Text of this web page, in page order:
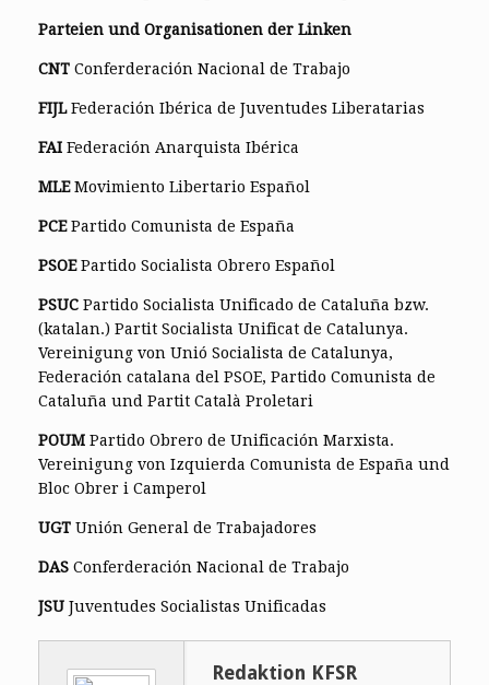
Parteien und Organisationen der Linken
CNT Conferderación Nacional de Trabajo
FIJLFederación Ibérica de Juventudes Liberatarias
FAI Federación Anarquista Ibérica
MLEMovimiento Libertario Español
PCEPartido Comunista de España
PSOEPartido Socialista Obrero Español
PSUC Partido Socialista Unificado de Cataluña bzw.
(katalan.) Partit Socialista Unificat de Catalunya.
Vereinigung von Unió Socialista de Catalunya,
Federación catalana del PSOE, Partido Comunista de
Cataluña und Partit Català Proletari
POUM Partido Obrero de Unificación Marxista.
Vereinigung von Izquierda Comunista de España und
Bloc Obrer i Camperol
UGT Unión General de Trabajadores
DAS Conferderación Nacional de Trabajo
JSU Juventudes Socialistas Unificadas
Redaktion KFSR